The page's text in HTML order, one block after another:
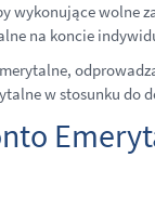
wykonujące wolne
na koncie
w stosunku